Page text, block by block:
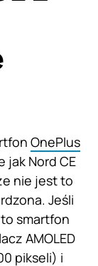
OnePlus
jak Nord CE
nie jest to
Jeśli
smartfon
AMOLED
pikseli) i